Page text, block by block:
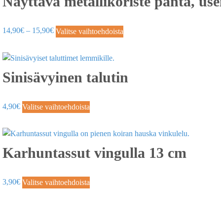
14,90€ – 15,90€ Valitse vaihtoehdoista
Sinisävyinen talutin
4,90€ Valitse vaihtoehdoista
Karhuntassut vingulla 13 cm
3,90€ Valitse vaihtoehdoista